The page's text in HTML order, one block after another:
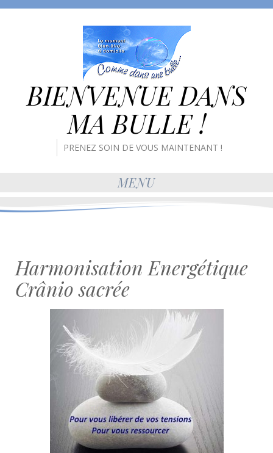
BIENVENUE DANS
MA BULLE !
PRENEZ SOIN DE VOUS MAINTENANT !
MENU
Harmonisation Energétique
Crânio sacrée